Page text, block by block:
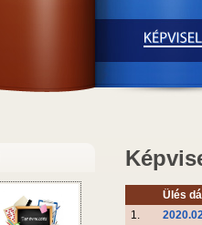
Ülés
1.